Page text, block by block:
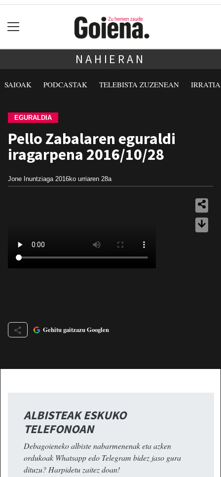
NAHIERAN
SAIOAK PODCASTAK TELEBISTA ZUZENEAN
EGURALDIA
Pello Zabalaren eguraldi
iragarpena 2016/10/28
Jone Inuntziaga 2016ko urriaren 28a
Gehitu gaitzazu Googlen
ALBISTEAK ESKUKO
TELEFONOAN
Debagoieneko albiste nabarmenenak eta azken
ordukoak Whatsapp edo Telegram bidez jaso gura
dituzu? Harpidetu zaitez doan!